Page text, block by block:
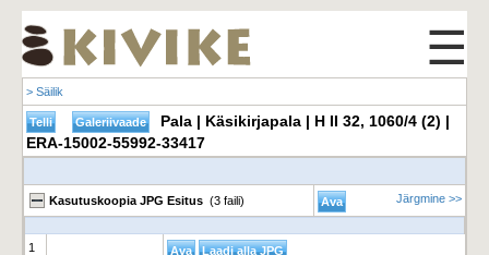
☰
> Säilik
Pala | Käsikirjapala | H II 32, 1060/4 (2) |
ERA-15002-55992-33417
Kasutuskoopia JPG Esitus (3 faili) Järgmine >>
1